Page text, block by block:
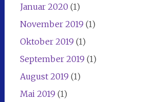
Januar 2020 (1)
November 2019 (1)
Oktober 2019 (1)
September 2019 (1)
August 2019 (1)
Mai 2019 (1)